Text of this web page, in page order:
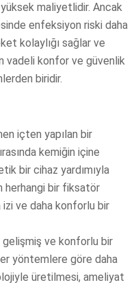
yüksek maliyetlidir. Ancak
enfeksiyon riski daha
kolaylığı sağlar ve
vadeli konfor ve güvenlik
biridir.
içten yapılan bir
kemiğin içine
bir cihaz yardımıyla
herhangi bir fiksatör
izi ve daha konforlu bir
gelişmiş ve konforlu bir
yöntemlere göre daha
üretilmesi, ameliyat